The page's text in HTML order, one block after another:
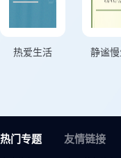
热爱生活 静谧
热门专题 友情链接